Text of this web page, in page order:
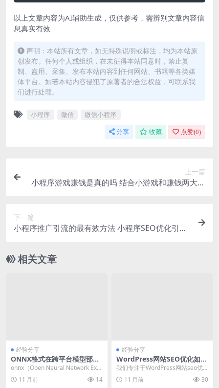
以上文章内容为AI辅助生成，仅供参考，需辨别文章内容信
息真实有效
声明：本站所有文章，如无特殊说明或标注，均为本站原
创发布。任何个人或组织，在未征得本站同意时，禁止复
制、盗用、采集、发布本站内容到任何网站、书籍等各类媒
体平台。如若本站内容侵犯了原著者的合法权益，可联系我
们进行处理。
小程序 微信 微信小程序
分享 收藏 点赞(0)
上一篇
小程序游戏赚钱是真的吗 结合小游戏和赚钱两大热
下一篇
小程序推广引流的最有效方法 小程序SEO优化引流
策略 小程序社群运营引流 小程序广告投放引流 小
程序小程序商店优化引流
相关文章
经验分享
ONNX格式在跨平台模型部署
中的应用实战 onnx格式跨平
台模型部署
onnx（Open Neural Network Exc
hange）是一种用于表...
11 月前 14
经验分享
WordPress网站SEO优化如何
提升排名：深入分析最新策略
我们专注于WordPress网站seo优
化，通过深入分析最新策略，提供
具体解决方...
11 月前 30